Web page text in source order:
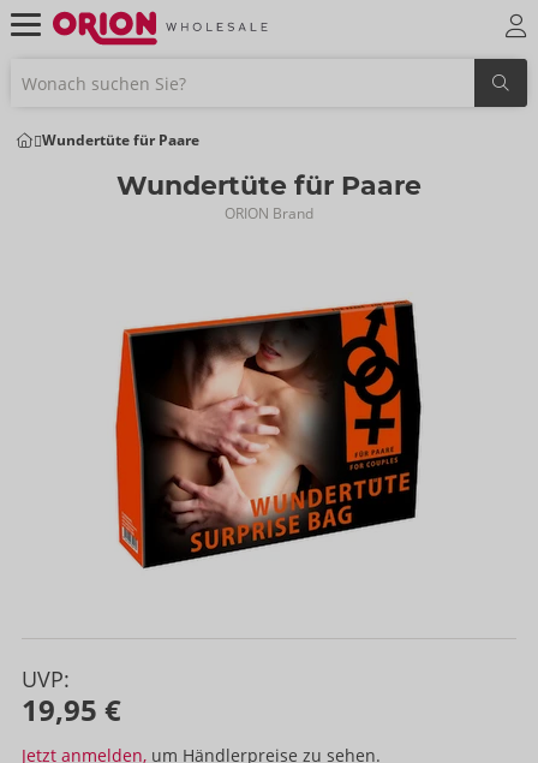
Wundertüte für Paare
Wundertüte für Paare
ORION Brand
UVP:
19,95 €
Jetzt anmelden, um Händlerpreise zu sehen.